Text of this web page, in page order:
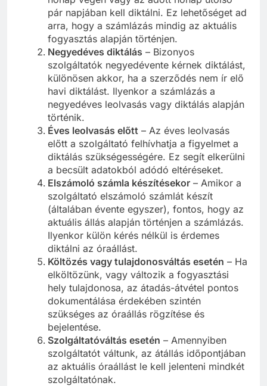
pár napjában kell diktálni. Ez lehetőséget ad
arra, hogy a számlázás mindig az aktuális
fogyasztás alapján történjen.
Negyedéves diktálás – Bizonyos
szolgáltatók negyedévente kérnek diktálást,
különösen akkor, ha a szerződés nem ír elő
havi diktálást. Ilyenkor a számlázás a
negyedéves leolvasás vagy diktálás alapján
történik.
Éves leolvasás előtt – Az éves leolvasás
előtt a szolgáltató felhívhatja a figyelmet a
diktálás szükségességére. Ez segít elkerülni
a becsült adatokból adódó eltéréseket.
Elszámoló számla készítésekor – Amikor a
szolgáltató elszámoló számlát készít
(általában évente egyszer), fontos, hogy az
aktuális állás alapján történjen a számlázás.
Ilyenkor külön kérés nélkül is érdemes
diktálni az óraállást.
Költözés vagy tulajdonosváltás esetén – Ha
elköltözünk, vagy változik a fogyasztási
hely tulajdonosa, az átadás-átvétel pontos
dokumentálása érdekében szintén
szükséges az óraállás rögzítése és
bejelentése.
Szolgáltatóváltás esetén – Amennyiben
szolgáltatót váltunk, az átállás időpontjában
az aktuális óraállást le kell jelenteni mindkét
szolgáltatónak.